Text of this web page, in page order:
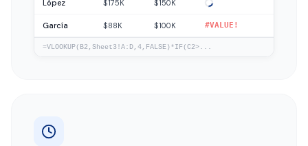
López $175K $150K
García $88K $100K #VALUE!
=VLOOKUP(B2,Sheet3!A:D,4,FALSE)*IF(C2>...